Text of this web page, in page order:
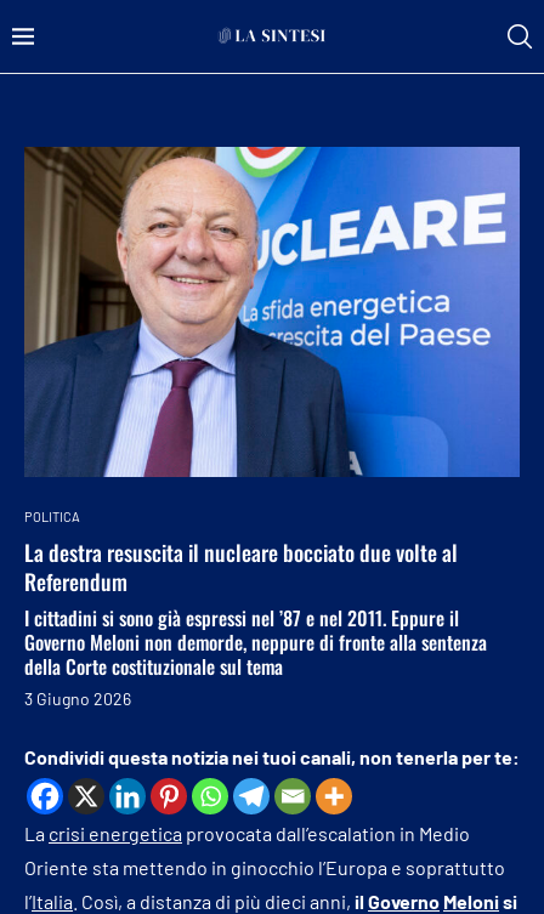
POLITICA
La destra resuscita il nucleare bocciato due volte al
Referendum
I cittadini si sono già espressi nel ’87 e nel 2011. Eppure il
Governo Meloni non demorde, neppure di fronte alla sentenza
della Corte costituzionale sul tema
3 Giugno 2026
Condividi questa notizia nei tuoi canali, non tenerla per te:
La crisi energetica provocata dall’escalation in Medio
Oriente sta mettendo in ginocchio l’Europa e soprattutto
l’Italia . Così, a distanza di più dieci anni, ilGoverno Melonisi